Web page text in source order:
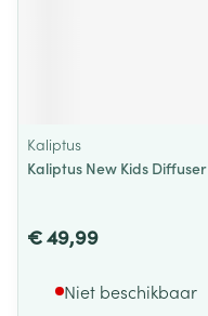
Kaliptus
Kaliptus New Kids Diffuser
€ 49,99
Niet beschikbaar